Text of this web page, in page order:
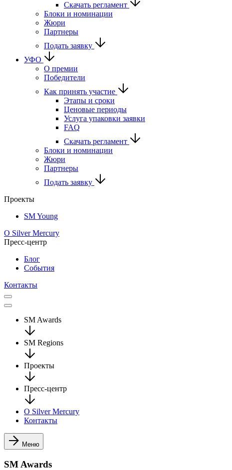
Скачать регламент
Блоки и номинации
Жюри
Партнеры
Подать заявку
УФО
О премии
Победители
Как принять участие
Этапы и сроки
Ценовые периоды
Услуга упаковки заявки
FAQ
Скачать регламент
Блоки и номинации
Жюри
Партнеры
Подать заявку
Проекты
SM Young
О Silver Mercury
Пресс-центр
Блог
События
Контакты
SM Awards
SM Regions
Проекты
Пресс-центр
О Silver Mercury
Контакты
Меню
SM Awards